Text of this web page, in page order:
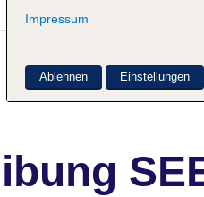
Impressum
Ablehnen Einstellungen